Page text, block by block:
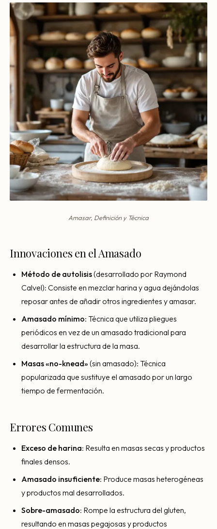
Amasar, Definición y Técnica
Innovaciones en el Amasado
Método de autolisis(desarrollado por Raymond
Calvel): Consiste en mezclar harina y agua dejándolas
reposar antes de añadir otros ingredientes y amasar.
Amasado mínimo: Técnica que utiliza pliegues
periódicos en vez de un amasado tradicional para
desarrollar la estructura de la masa.
Masas «no-knead» (sin amasado): Técnica
popularizada que sustituye el amasado por un largo
tiempo de fermentación.
Errores Comunes
Exceso de harina: Resulta en masas secas y productos
finales densos.
Amasado insuficiente: Produce masas heterogéneas
y productos mal desarrollados.
Sobre-amasado: Rompe la estructura del gluten,
resultando en masas pegajosas y productos